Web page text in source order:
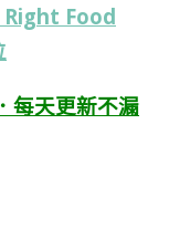
Right Food
每天更新不漏